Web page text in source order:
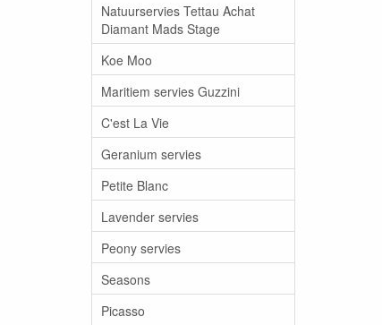
Natuurservies Tettau Achat
Diamant Mads Stage
Koe Moo
Maritiem servies Guzzini
C'est La Vie
Geranium servies
Petite Blanc
Lavender servies
Peony servies
Seasons
Picasso